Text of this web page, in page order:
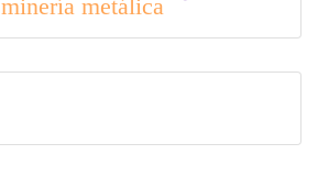
minería metálica